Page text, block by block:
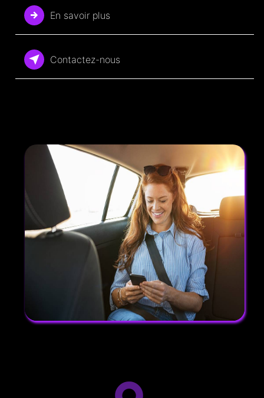
En savoir plus
Contactez-nous